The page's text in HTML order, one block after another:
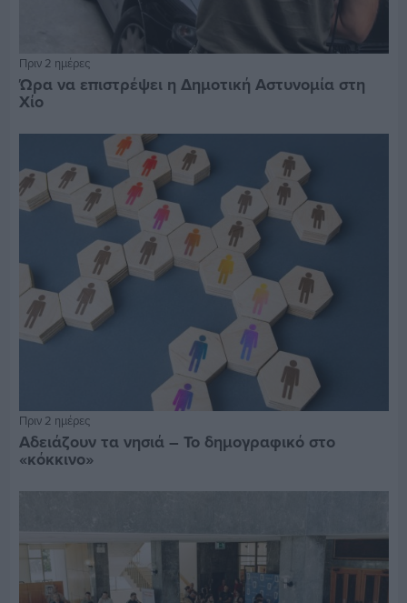
Πριν 2 ημέρες
Ώρα να επιστρέψει η Δημοτική Αστυνομία στη
Χίο
Πριν 2 ημέρες
Αδειάζουν τα νησιά – Το δημογραφικό στο
«κόκκινο»